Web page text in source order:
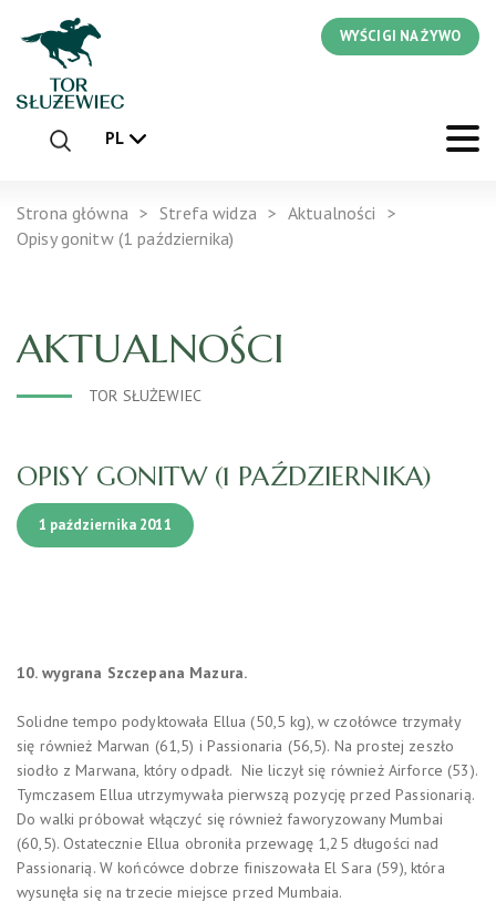
WYŚCIGI NA ŻYWO
PL
Strona główna Strefa widza
Aktualności
Opisy gonitw (1 października)
AKTUALNOŚCI
TOR SŁUŻEWIEC
OPISY GONITW (1 PAŹDZIERNIKA)
1 października 2011
10. wygrana Szczepana Mazura.
Solidne tempo podyktowała Ellua (50,5 kg), w czołówce trzymały
się również Marwan (61,5) i Passionaria (56,5). Na prostej zeszło
siodło z Marwana, który odpadł. Nie liczył się również Airforce (53).
Tymczasem Ellua utrzymywała pierwszą pozycję przed Passionarią.
Do walki próbował włączyć się również faworyzowany Mumbai
(60,5). Ostatecznie Ellua obroniła przewagę 1,25 długości nad
Passionarią. W końcówce dobrze finiszowała El Sara (59), która
wysunęła się na trzecie miejsce przed Mumbaia.